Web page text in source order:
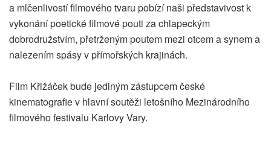
a mlčenlivostí filmového tvaru pobízí naši představivost k
vykonání poetické filmové pouti za chlapeckým
dobrodružstvím, přetrženým poutem mezi otcem a synem a
nalezením spásy v přímořských krajinách.
Film Křižáček bude jediným zástupcem české
kinematografie v hlavní soutěži letošního Mezinárodního
filmového festivalu Karlovy Vary.